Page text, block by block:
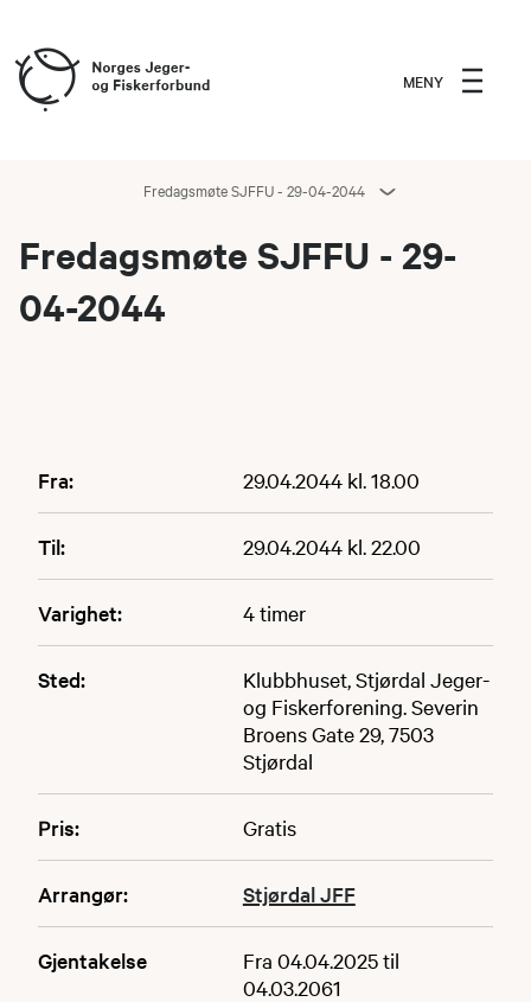
MENY
Fredagsmøte SJFFU - 29-04-2044
Fredagsmøte SJFFU - 29-
04-2044
Fra: 29.04.2044 kl. 18.00
Til: 29.04.2044 kl. 22.00
Varighet: 4 timer
Sted:
Klubbhuset, Stjørdal Jeger-
og Fiskerforening. Severin
Broens Gate 29, 7503
Stjørdal
Pris: Gratis
Arrangør: Stjørdal JFF
Gjentakelse
Fra 04.04.2025 til
04.03.2061